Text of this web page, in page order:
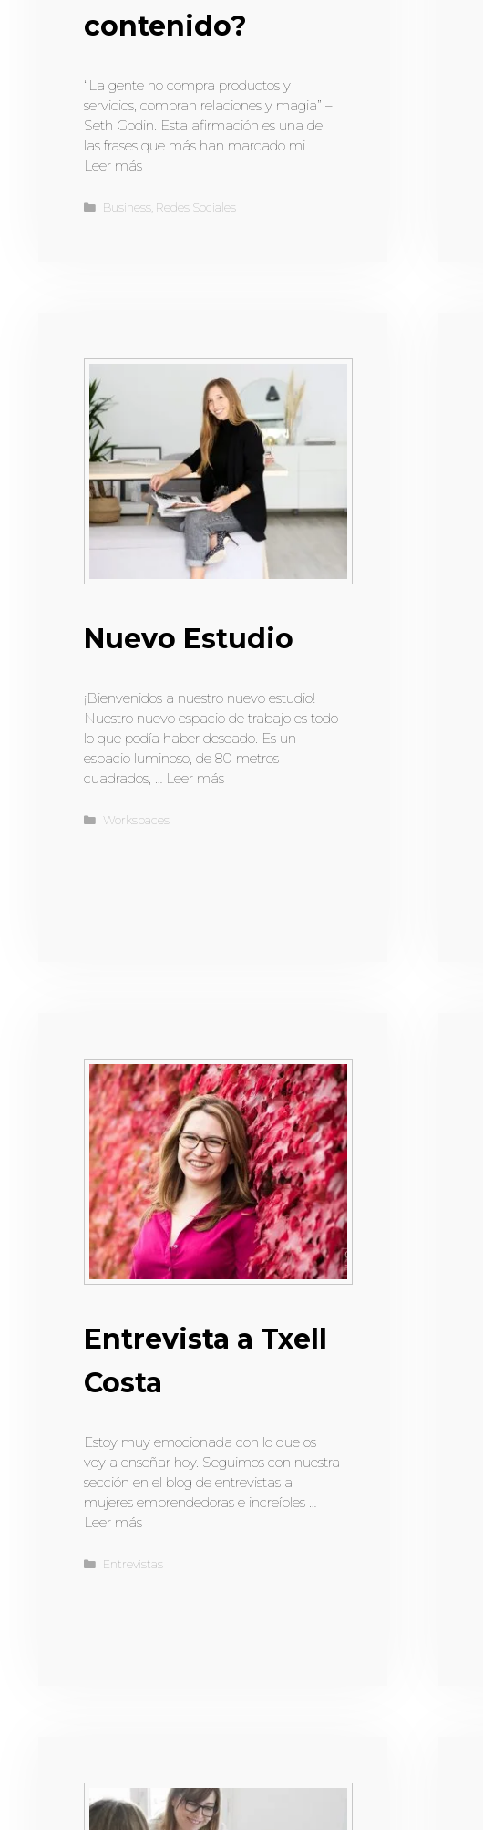
contenido?
“La gente no compra productos y
servicios, compran relaciones y magia” –
Seth Godin. Esta afirmación es una de
las frases que más han marcado mi …
Leer más
Business, Redes Sociales
Nuevo Estudio
¡Bienvenidos a nuestro nuevo estudio!
Nuestro nuevo espacio de trabajo es todo
lo que podía haber deseado. Es un
espacio luminoso, de 80 metros
cuadrados, …
Leer más
Workspaces
Entrevista a Txell
Costa
Estoy muy emocionada con lo que os
voy a enseñar hoy. Seguimos con nuestra
sección en el blog de entrevistas a
mujeres emprendedoras e increíbles …
Leer más
Entrevistas